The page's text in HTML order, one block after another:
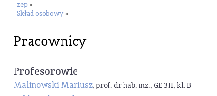
zep »
Skład osobowy »
Pracownicy
Profesorowie
Malinowski Mariusz, prof. dr hab. inż., GE 311, kl. B